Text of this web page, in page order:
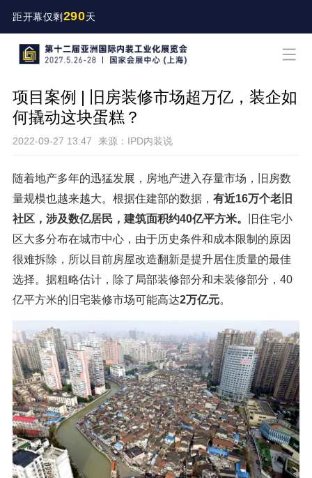
距开幕仅剩 290天
项目案例 | 旧房装修市场超万亿，装企如
何撬动这块蛋糕？
2022-09-27 13:47 来源：IPD内装说
随着地产多年的迅猛发展，房地产进入存量市场，旧房数
量规模也越来越大。根据住建部的数据， 有近16万个老旧
社区，涉及数亿居民，建筑面积约40亿平方米。
旧住宅小
区大多分布在城市中心，由于历史条件和成本限制的原因
很难拆除，所以目前房屋改造翻新是提升居住质量的最佳
选择。据粗略估计，除了局部装修部分和未装修部分，40
亿平方米的旧宅装修市场可能高达2万亿元。